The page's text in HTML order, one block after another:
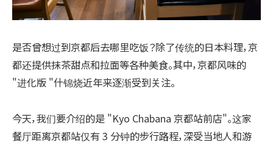
是否曾想过到京都后去哪里吃饭？除了传统的日本料理，京
都还提供抹茶甜点和拉面等各种美食。其中，京都风味的
"进化版 "什锦烧近年来逐渐受到关注。
今天，我们要介绍的是 "Kyo Chabana 京都站前店"。这家
餐厅距离京都站仅有 3 分钟的步行路程，深受当地人和游